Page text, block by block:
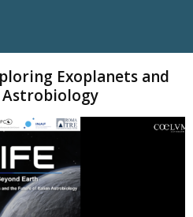
Exoplanets and